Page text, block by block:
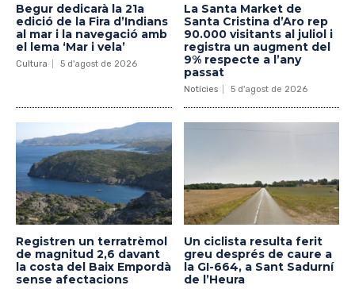
Begur dedicarà la 21a
edició de la Fira d’Indians
al mar i la navegació amb
el lema ‘Mar i vela’
Cultura 5 d'agost de 2026
La Santa Market de
Santa Cristina d’Aro rep
90.000 visitants al juliol i
registra un augment del
9% respecte a l’any
passat
Notícies 5 d'agost de 2026
Registren un terratrèmol
de magnitud 2,6 davant
la costa del Baix Empordà
sense afectacions
Un ciclista resulta ferit
greu després de caure a
la GI-664, a Sant Sadurní
de l’Heura